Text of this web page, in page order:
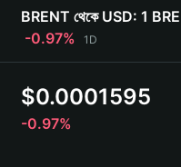
Português (Portugal)
Bahasa Indonesia
Español
BRENT থেকে USD: 1
-0.97%
1D
$0.0001595
-0.97%